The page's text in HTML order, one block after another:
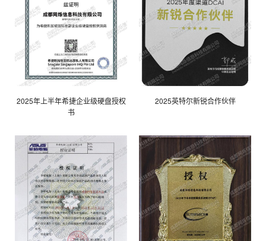
2025年上半年希捷企业级硬盘授权
书
2025英特尔新锐合作伙伴